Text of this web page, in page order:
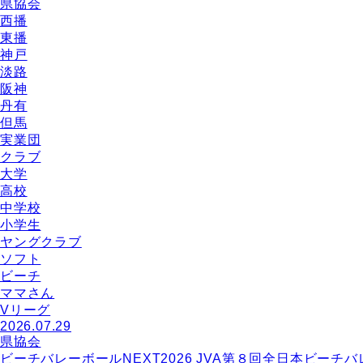
県協会
西播
東播
神戸
淡路
阪神
丹有
但馬
実業団
クラブ
大学
高校
中学校
小学生
ヤングクラブ
ソフト
ビーチ
ママさん
Vリーグ
2026.07.29
県協会
ビーチバレーボールNEXT2026 JVA第８回全日本ビーチ